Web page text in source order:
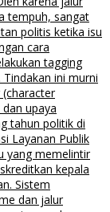
tempuh, sangat
politis ketika isu
cara
tagging
ini murni
upaya
tahun politik di
Layanan Publik
yang memelintir
kepala
Sistem
dan jalur